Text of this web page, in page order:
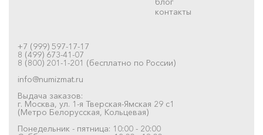
контакты
+7 (999) 597-17-17
8 (499) 673-41-07
8 (800) 201-1-201 (бесплатно по России)
info@numizmat.ru
Выдача заказов:
г. Москва, ул. 1-я Тверская-Ямская 29 с1
(Метро Белорусская, Кольцевая)
Понедельник - пятница: 10:00 - 20:00